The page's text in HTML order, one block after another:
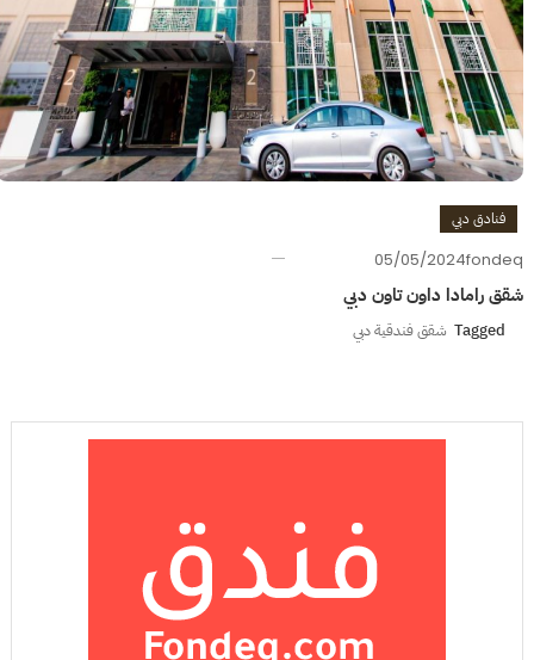
فنادق دبي
05/05/2024fondeq
شقق رامادا داون تاون دبي
Tagged شقق فندقية دبي